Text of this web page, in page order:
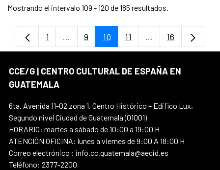
Mostrando el intervalo 109 - 120 de 185 resultados.
Página
1 ...Páginas intermedias Use TAB para
Página
9 Página
10 Página
11 ...PáginasPágina
16
CCE/G | CENTRO CULTURAL DE ESPAÑA EN
GUATEMALA
6ta. Avenida 11-02 zona 1, Centro Histórico – Edifico Lux,
Segundo nivel Ciudad de Guatemala (01001)
HORARIO: martes a sábado de 10:00 a 19:00 H
ATENCIÓN OFICINA: lunes a viernes de 9:00 A 18:00 H
Correo electrónico : info.cc.guatemala@aecid.es
Teléfono: 2377-2200